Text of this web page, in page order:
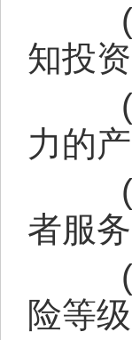
(
知投
(
力的
(
者服务
(
险等